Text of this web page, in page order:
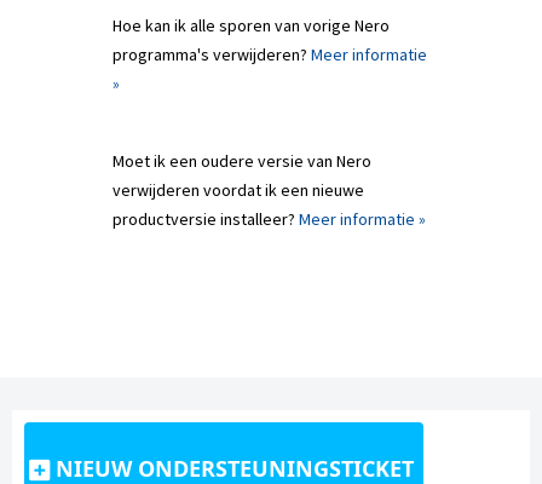
Hoe kan ik alle sporen van vorige Nero
programma's verwijderen? Meer informatie
»
Moet ik een oudere versie van Nero
verwijderen voordat ik een nieuwe
productversie installeer? Meer informatie »
NIEUW ONDERSTEUNINGSTICKET